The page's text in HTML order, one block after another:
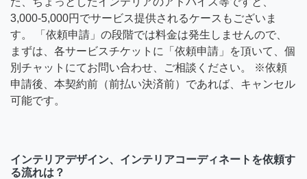
3,000-5,000円でサービス提供されるケースもございま
す。 「依頼申請」の段階では料金は発生しませんので、
まずは、各サービスチケットに「依頼申請」を頂いて、個
別チャットにてお問い合わせ、ご相談ください。 ※依頼
申請後、本契約前（前払い決済前）であれば、キャンセル
可能です。
インテリアデザイン、インテリアコーディネートを依頼す
る流れは？